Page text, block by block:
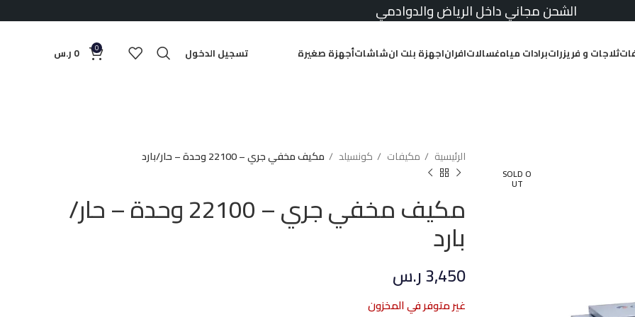
الشحن مجاني داخل الرياض والدوادمي
ثلاجات و فريزراتبرادات مياهغسالاتافراناجهزة بلت انشاشاتأجهزة صغيرة تسجيل الدخول 0
0 ر.س
SOLD O
UT
الرئيسية مكيفات كونسيلد مكيف مخفي جري – 22100 وحدة – حار/بارد
مكيف مخفي جري – 22100 وحدة – حار/
بارد
3,450ر.س
غير متوفر في المخزون